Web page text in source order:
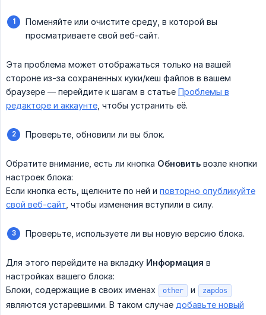
Поменяйте или очистите среду, в которой вы
просматриваете свой веб-сайт.
Эта проблема может отображаться только на вашей
стороне из-за сохраненных куки/кеш файлов в вашем
браузере — перейдите к шагам в статье Проблемы в
редакторе и аккаунте , чтобы устранить её.
Проверьте, обновили ли вы блок.
Обратите внимание, есть ли кнопка Обновить возле кнопки
настроек блока:
Если кнопка есть, щелкните по ней и повторно опубликуйте
свой веб-сайт , чтобы изменения вступили в силу.
Проверьте, используете ли вы новую версию блока.
Для этого перейдите на вкладку Информация в
настройках вашего блока:
Блоки, содержащие в своих именах
other и zapdos
являются устаревшими. В таком случае добавьте новый